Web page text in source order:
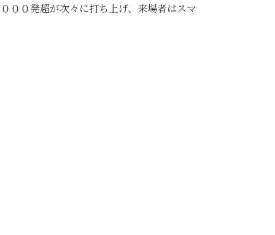
００発超が次々に打ち上げ、来場者はスマ